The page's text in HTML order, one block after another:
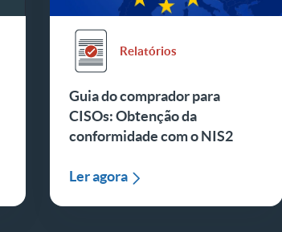
Relatórios
Guia do comprador para
CISOs: Obtenção da
conformidade com o NIS2
Ler agora